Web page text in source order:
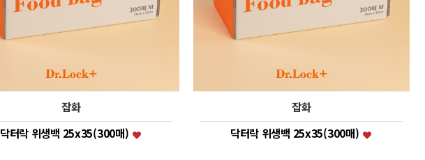
잡화
닥터락 위생백 25x35(300매)
잡화
닥터락 위생백 25x35(300매)